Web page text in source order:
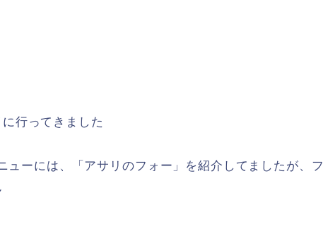
行ってきました
ューには、「アサリのフォー」を紹介してましたが、フ